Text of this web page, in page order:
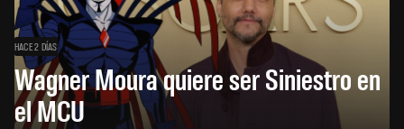
HACE 2 DÍAS
Wagner Moura quiere ser Siniestro en
el MCU